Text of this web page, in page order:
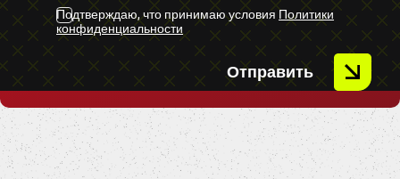
Подтверждаю, что принимаю условия Политики
конфиденциальности
Отправить